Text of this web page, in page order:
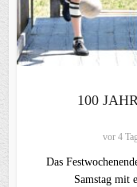
100
vor 4
Das
Samstag mit